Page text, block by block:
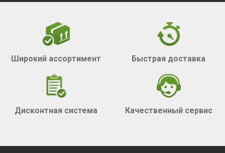
Широкий ассортимент Быстрая доставка
Дисконтная система Качественный сервис